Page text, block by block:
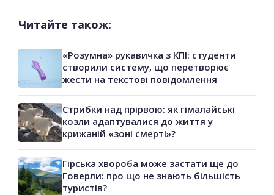
Читайте також:
«Розумна» рукавичка з КПІ: студенти
створили систему, що перетворює
жести на текстові повідомлення
Стрибки над прірвою: як гімалайські
козли адаптувалися до життя у
крижаній «зоні смерті»?
Гірська хвороба може застати ще до
Говерли: про що не знають більшість
туристів?